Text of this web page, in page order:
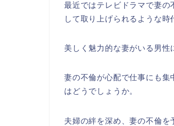
最近ではテレビドラマで妻の
して取り上げられるような時
美しく魅力的な妻がいる男性
妻の不倫が心配で仕事にも集
はどうでしょうか。
夫婦の絆を深め、妻の不倫を